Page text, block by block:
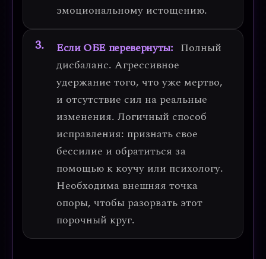
эмоциональному истощению.
Если ОБЕ перевернуты: Полный
дисбаланс. Агрессивное
удержание того, что уже мертво,
и отсутствие сил на реальные
изменения. Логичный способ
исправления: признать свое
бессилие и обратиться за
помощью к коучу или психологу.
Необходима внешняя точка
опоры, чтобы разорвать этот
порочный круг.